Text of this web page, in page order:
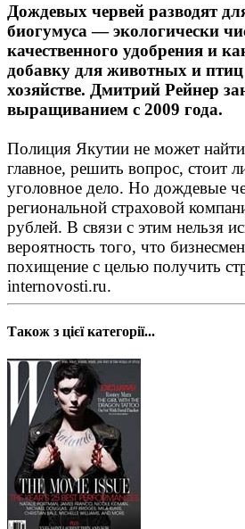
Дождевых червей разводят
биогумуса — экологически
качественного удобрения и
добавку для животных и птиц
хозяйстве. Дмитрий Рейнер
выращиванием с 2009 года.
Полиция Якутии не может
главное, решить вопрос, стоит
уголовное дело. Но дождевые
региональной страховой
рублей. В связи с этим нельзя
вероятность того, что
похищение с целью получить
internovosti.ru.
Також з цієї категорії...